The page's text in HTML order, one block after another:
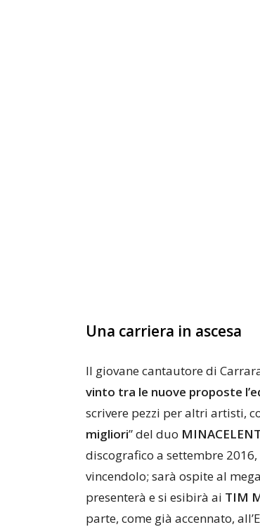
Una carriera in ascesa
Il giovane cantautore di
vinto tra le nuove proposte
scrivere pezzi per altri artisti,
migliori” del duo
discografico a settembre
vincendolo; sarà ospite al
presenterà e si esibirà ai TIM
parte, come già accennato,